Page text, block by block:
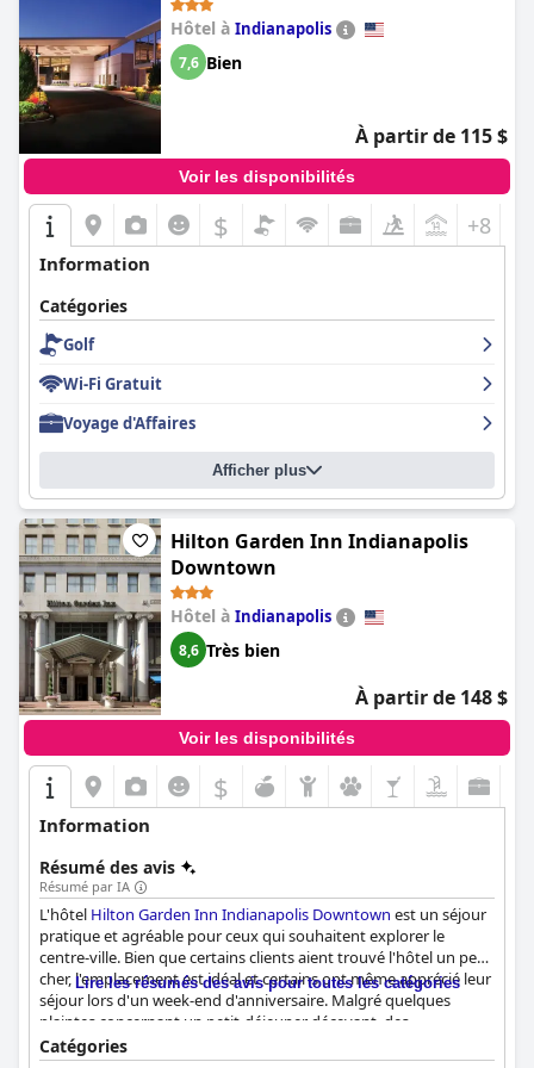
Hôtel à Indianapolis
7,6 Bien
À partir de 115 $
Voir les disponibilités
$ +8
Information
Catégories
Golf
Wi-Fi Gratuit
Voyage d'Affaires
Afficher plus
Hilton Garden Inn Indianapolis
Downtown
Hôtel à Indianapolis
8,6 Très bien
À partir de 148 $
Voir les disponibilités
$
Information
Résumé des avis
Résumé par IA
L'hôtel Hilton Garden Inn Indianapolis Downtown est un séjour
pratique et agréable pour ceux qui souhaitent explorer le
centre-ville. Bien que certains clients aient trouvé l'hôtel un peu
cher, l'emplacement est idéal et certains ont même apprécié leur
séjour lors d'un week-end d'anniversaire. Malgré quelques
plaintes concernant un petit-déjeuner décevant, des
équipements médiocres et des installations désuètes, certains
Lire les résumés des avis pour toutes les catégories
Catégories